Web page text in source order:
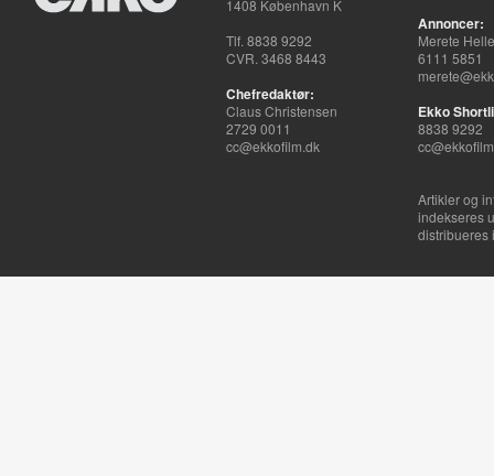
1408 København K
Tlf. 8838 9292
CVR. 3468 8443
Chefredaktør:
Claus Christensen
2729 0011
cc@ekkofilm.dk
Annoncer:
Merete
6111 5851
Ekko
8838 9292
Artikler og
indekseres
distribueres